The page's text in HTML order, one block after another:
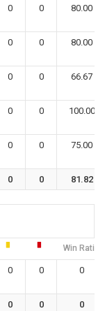
0 0 80.00
0 0 80.00
0 0 66.67
0 0 100.00
0 0 75.00
0 0 81.82
Win Ratio
0 0 0
0 0 0